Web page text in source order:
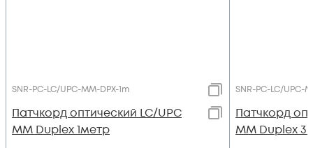
SNR-PC-LC/UPC-MM-DPX-1m
Патчкорд оптический LC/UPC
MM Duplex 1метр
SNR-PC-LC/UPC-
Патчкорд
MM Duplex 3